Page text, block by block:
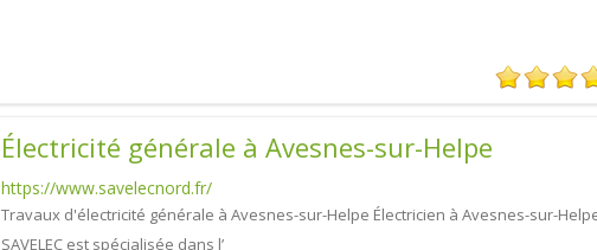
Électricité générale à Avesnes-sur-Helpe
https://www.savelecnord.fr/
Travaux d'électricité générale à Avesnes-sur-Helpe Électricien à Avesnes-sur-
SAVELEC est spécialisée dans l’